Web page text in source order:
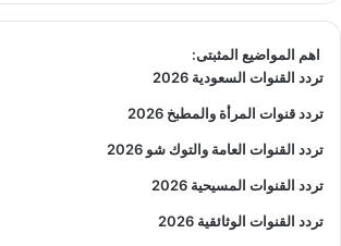
اهم المواضيع المثبتى:
تردد القنوات السعودية 2026
تردد قنوات المرأة والمطبخ 2026
تردد القنوات العامة والتوك شو 2026
تردد القنوات المسيحية 2026
تردد القنوات الوثائقية 2026